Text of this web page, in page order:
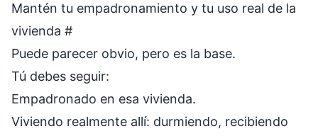
Mantén tu empadronamiento y tu uso real de la
vivienda #
Puede parecer obvio, pero es la base.
Tú debes seguir:
Empadronado en esa vivienda.
Viviendo realmente allí: durmiendo, recibiendo